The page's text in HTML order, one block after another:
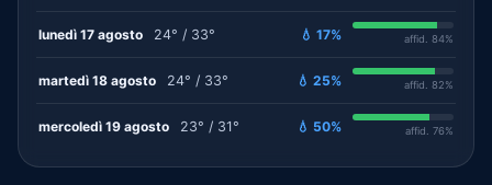
lunedì 17 agosto 24° / 33° 💧 17% affid. 84%
martedì 18 agosto 24° / 33° 💧 25% affid. 82%
mercoledì 19 agosto 23° / 31° 💧 50% affid. 76%